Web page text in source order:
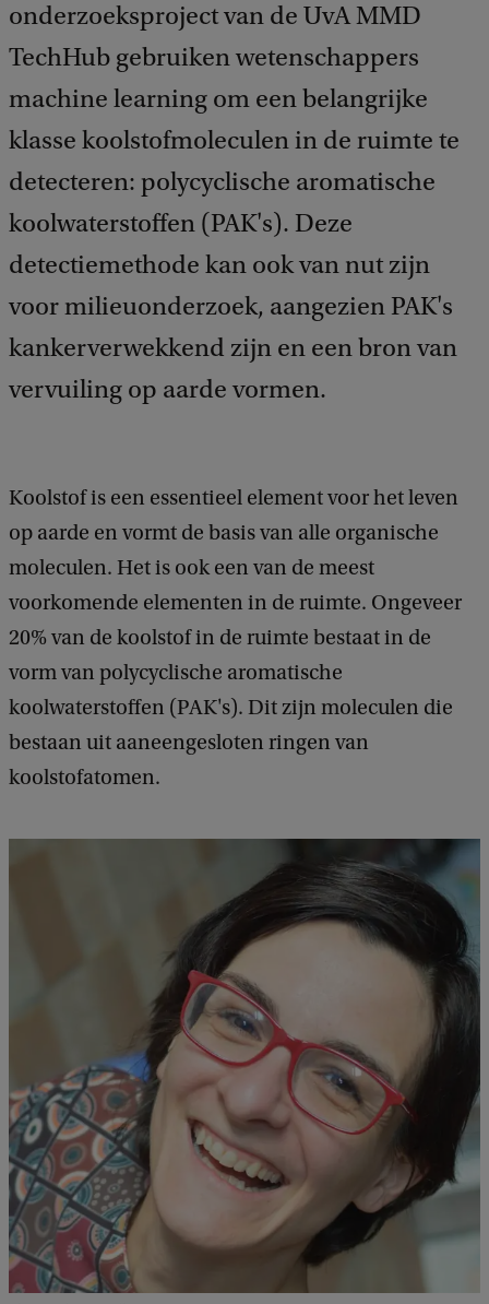
onderzoeksproject van de UvA MMD
TechHub gebruiken wetenschappers
machine learning om een belangrijke
klasse koolstofmoleculen in de ruimte te
detecteren: polycyclische aromatische
koolwaterstoffen (PAK's). Deze
detectiemethode kan ook van nut zijn
voor milieuonderzoek, aangezien PAK's
kankerverwekkend zijn en een bron van
vervuiling op aarde vormen.
Koolstof is een essentieel element voor het leven
op aarde en vormt de basis van alle organische
moleculen. Het is ook een van de meest
voorkomende elementen in de ruimte. Ongeveer
20% van de koolstof in de ruimte bestaat in de
vorm van polycyclische aromatische
koolwaterstoffen (PAK's). Dit zijn moleculen die
bestaan uit aaneengesloten ringen van
koolstofatomen.